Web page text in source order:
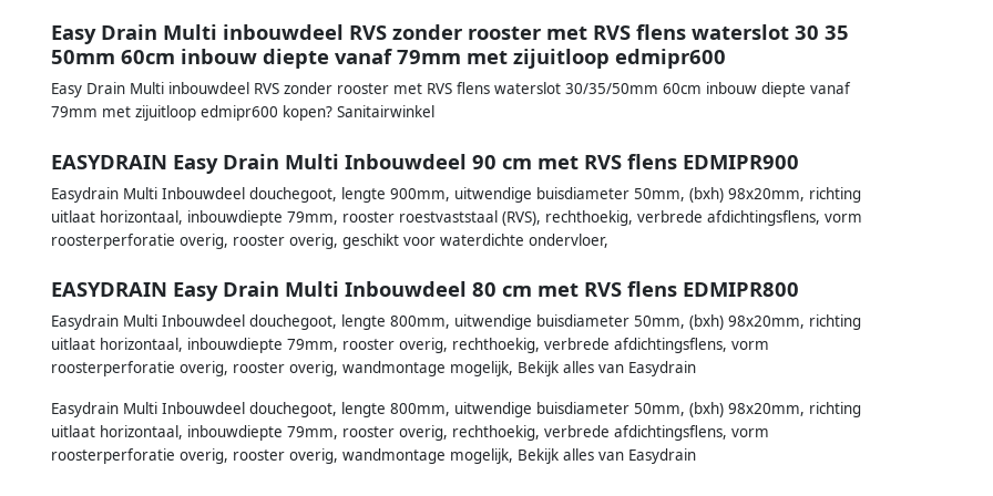
Easy Drain Multi inbouwdeel RVS zonder rooster met RVS flens waterslot 30 35
50mm 60cm inbouw diepte vanaf 79mm met zijuitloop edmipr600
Easy Drain Multi inbouwdeel RVS zonder rooster met RVS flens waterslot 30/35/50mm 60cm inbouw diepte vanaf
79mm met zijuitloop edmipr600 kopen? Sanitairwinkel
EASYDRAIN Easy Drain Multi Inbouwdeel 90 cm met RVS flens EDMIPR900
Easydrain Multi Inbouwdeel douchegoot, lengte 900mm, uitwendige buisdiameter 50mm, (bxh) 98x20mm, richting
uitlaat horizontaal, inbouwdiepte 79mm, rooster roestvaststaal (RVS), rechthoekig, verbrede afdichtingsflens, vorm
roosterperforatie overig, rooster overig, geschikt voor waterdichte ondervloer,
EASYDRAIN Easy Drain Multi Inbouwdeel 80 cm met RVS flens EDMIPR800
Easydrain Multi Inbouwdeel douchegoot, lengte 800mm, uitwendige buisdiameter 50mm, (bxh) 98x20mm, richting
uitlaat horizontaal, inbouwdiepte 79mm, rooster overig, rechthoekig, verbrede afdichtingsflens, vorm
roosterperforatie overig, rooster overig, wandmontage mogelijk, Bekijk alles van Easydrain
Easydrain Multi Inbouwdeel douchegoot, lengte 800mm, uitwendige buisdiameter 50mm, (bxh) 98x20mm, richting
uitlaat horizontaal, inbouwdiepte 79mm, rooster overig, rechthoekig, verbrede afdichtingsflens, vorm
roosterperforatie overig, rooster overig, wandmontage mogelijk, Bekijk alles van Easydrain